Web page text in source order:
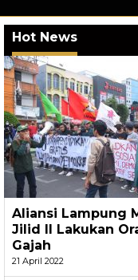
Hot News
Aliansi Lampung
Jilid II Lakukan
Gajah
21 April 2022